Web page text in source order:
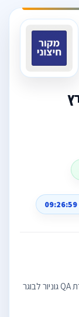
אשמח להתייעצות , האם הייתם הולכים על זה? משרת QA גוניור לבוגר